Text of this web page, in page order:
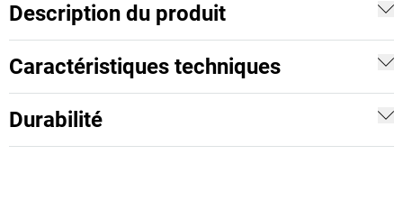
Description du produit
Caractéristiques techniques
Durabilité